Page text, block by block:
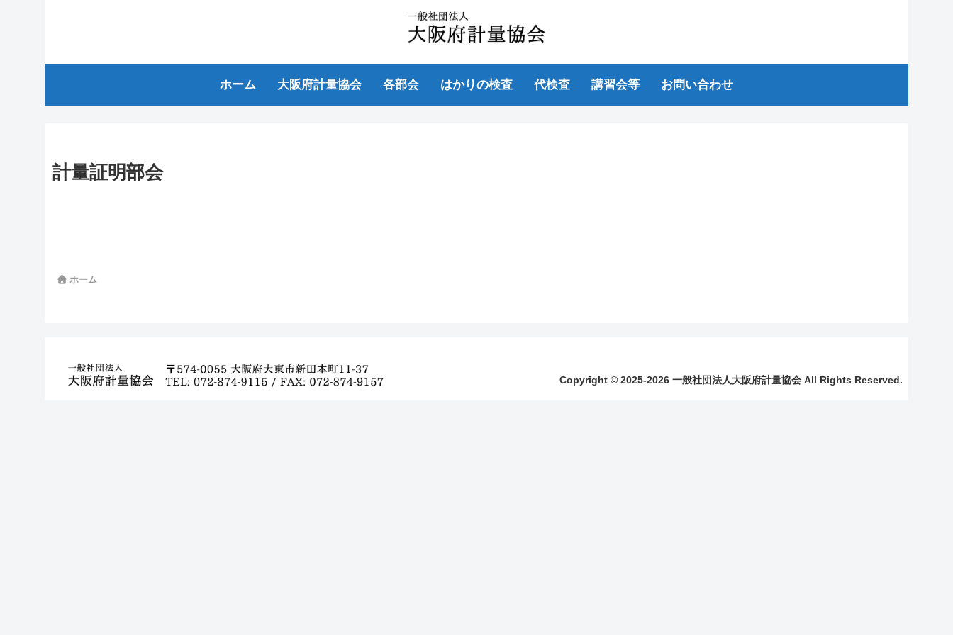
ホーム 大阪府計量協会 各部会 はかりの検査 代検査 講習会等 お問い合わせ
計量証明部会
ホーム
Copyright © 2025-2026 一般社団法人大阪府計量協会 All Rights Reserved.